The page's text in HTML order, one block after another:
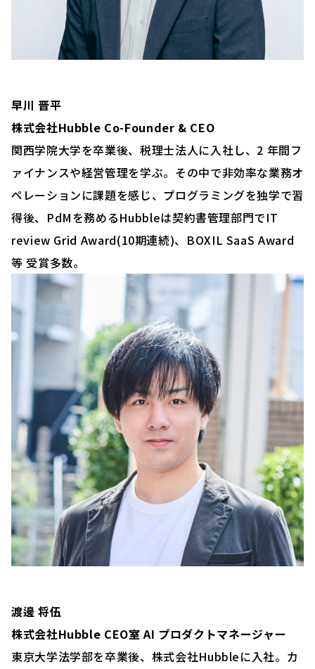
早川 晋平
株式会社Hubble Co-Founder & CEO
関西学院大学を卒業後、税理士法人に入社し、2 年間フ
ァイナンスや経営管理を学ぶ。その中で非効率な業務オ
ペレーションに課題を感じ、プログラミングを独学で習
得後、PdMを務めるHubbleは契約書管理部門でIT
review Grid Award(10期連続)、BOXIL SaaS Award
等 受賞多数。
渡邊 将伍
株式会社Hubble CEO室 AI プロダクトマネージャー
東京大学法学部を卒業後、株式会社Hubbleに入社。カ